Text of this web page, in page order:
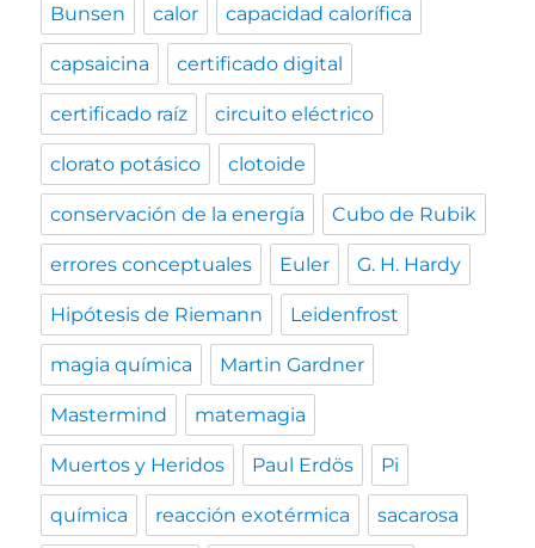
Bunsen calor capacidad calorífica
capsaicina certificado digital
certificado raíz circuito eléctrico
clorato potásico clotoide
conservación de la energía Cubo de Rubik
errores conceptuales Euler G. H. Hardy
Hipótesis de Riemann Leidenfrost
magia química Martin Gardner
Mastermind matemagia
Muertos y Heridos Paul Erdös Pi
química reacción exotérmica sacarosa